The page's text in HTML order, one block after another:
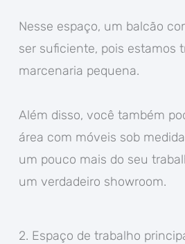
Nesse espaço, um balcão
ser suficiente, pois estamos
marcenaria pequena.
Além disso, você também
área com móveis sob
um pouco mais do seu
um verdadeiro showroom.
2. Espaço de trabalho